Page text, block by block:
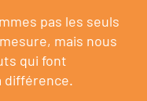
pas les seuls
mais nous
qui font
différence.